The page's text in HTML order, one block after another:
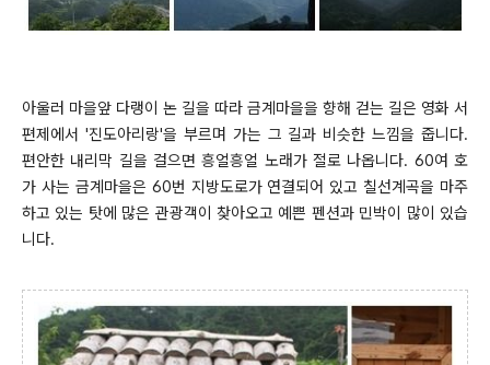
아울러 마을앞 다랭이 논 길을 따라 금계마을을 향해 걷는 길은 영화 서
편제에서 '진도아리랑'을 부르며 가는 그 길과 비슷한 느낌을 줍니다.
편안한 내리막 길을 걸으면 흥얼흥얼 노래가 절로 나옵니다. 60여 호
가 사는 금계마을은 60번 지방도로가 연결되어 있고 칠선계곡을 마주
하고 있는 탓에 많은 관광객이 찾아오고 예쁜 펜션과 민박이 많이 있습
니다.